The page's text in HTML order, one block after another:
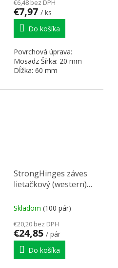
€6,48 bez DPH
€7,97 / ks
Do košíka
Povrchová úprava:
Mosadz Šírka: 20 mm
Dĺžka: 60 mm
StrongHinges záves
lietačkový (western)
Skladom (100 pár)
€20,20 bez DPH
€24,85 / pár
Do košíka